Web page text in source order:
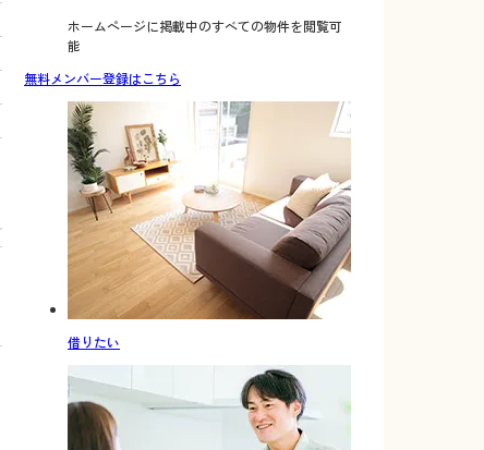
ホームページに掲載中のすべての物件を閲覧可
能
無料メンバー登録はこちら
借りたい